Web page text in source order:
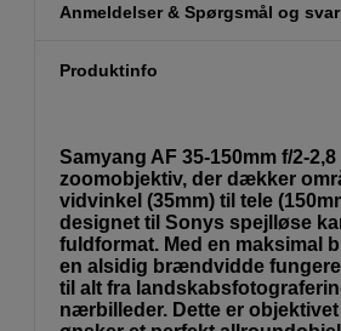
Anmeldelser & Spørgsmål og svar
Produktinfo
Samyang AF 35-150mm f/2-
zoomobjektiv, der dækker
vidvinkel (35mm) til tele
designet til Sonys spejlløse
fuldformat. Med en maksimal
en alsidig brændvidde
til alt fra
nærbilleder. Dette er